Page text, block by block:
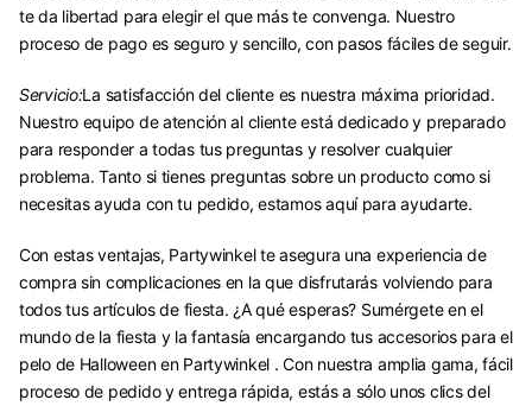
te da libertad para elegir el que más te convenga. Nuestro
proceso de pago es seguro y sencillo, con pasos fáciles de seguir.
Servicio:La satisfacción del cliente es nuestra máxima prioridad.
Nuestro equipo de atención al cliente está dedicado y preparado
para responder a todas tus preguntas y resolver cualquier
problema. Tanto si tienes preguntas sobre un producto como si
necesitas ayuda con tu pedido, estamos aquí para ayudarte.
Con estas ventajas, Partywinkel te asegura una experiencia de
compra sin complicaciones en la que disfrutarás volviendo para
todos tus artículos de fiesta. ¿A qué esperas? Sumérgete en el
mundo de la fiesta y la fantasía encargando tus accesorios para el
pelo de Halloween en Partywinkel . Con nuestra amplia gama, fácil
proceso de pedido y entrega rápida, estás a sólo unos clics del